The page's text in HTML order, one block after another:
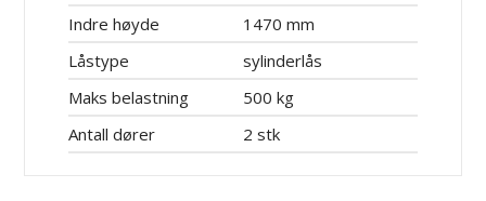
Indre høyde
1470 mm
Låstype
sylinderlås
Maks belastning
500 kg
Antall dører
2 stk